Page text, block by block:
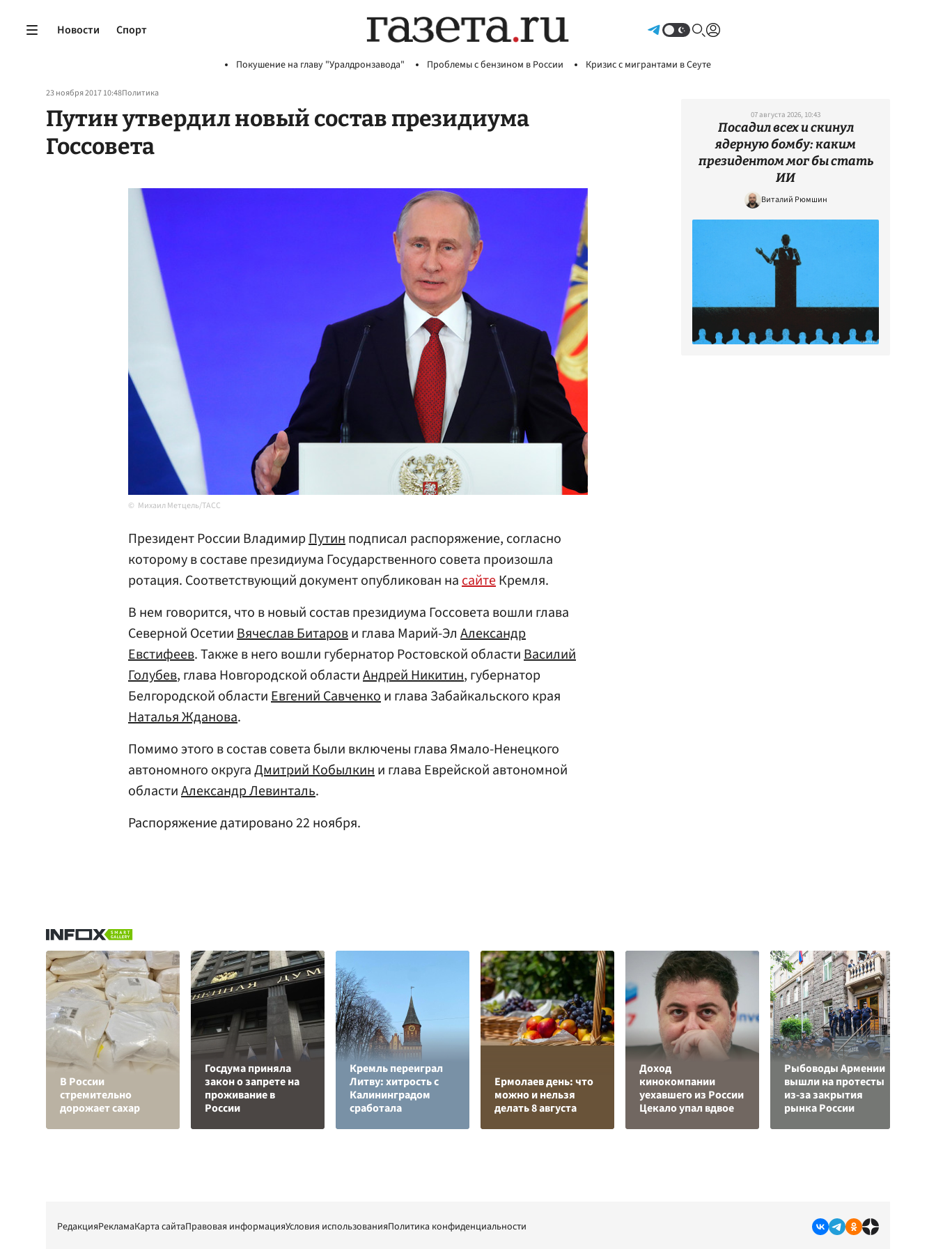
Новости Спорт
Покушение на главу "Уралдронзавода" Проблемы с бензином в России Кризис с мигрантами в Сеуте
23 ноября 2017 10:48Политика
Путин утвердил новый состав президиума
Госсовета
Михаил Метцель/ТАСС
Президент России ВладимирПутинподписал распоряжение, согласно
которому в составе президиума Государственного совета произошла
ротация. Соответствующий документ опубликован насайтеКремля.
В нем говорится, что в новый состав президиума Госсовета вошли глава
Северной ОсетииВячеслав Битарови глава Марий-Эл Александр
Евстифеев. Также в него вошли губернатор Ростовской областиВасилий
Голубев, глава Новгородской областиАндрей Никитин, губернатор
Белгородской областиЕвгений Савченкои глава Забайкальского края
Наталья Жданова.
Помимо этого в состав совета были включены глава Ямало-Ненецкого
автономного округаДмитрий Кобылкини глава Еврейской автономной
областиАлександр Левинталь.
Распоряжение датировано 22 ноября.
07 августа 2026, 10:43
Посадил всех и скинул
ядерную бомбу: каким
президентом мог бы стать
ИИ
Виталий Рюмшин
В России
стремительно
дорожает сахар
Госдума приняла
закон о запрете на
проживание в
России
Кремль переиграл
Литву: хитрость с
Калининградом
сработала
Ермолаев день: что
можно и нельзя
делать 8 августа
Доход
кинокомпании
уехавшего из России
Цекало упал вдвое
Рыбоводы Армении
вышли на протесты
из-за закрытия
рынка России
РедакцияРекламаКарта сайтаПравовая информацияУсловия использованияПолитика конфиденциальности